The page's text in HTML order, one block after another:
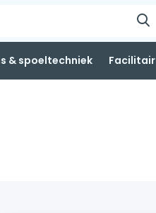
& spoeltechniek Facilitair